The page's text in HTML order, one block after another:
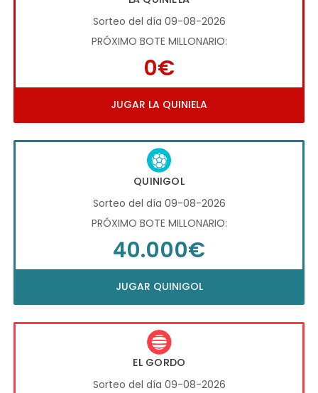
Sorteo del día 09-08-2026
PRÓXIMO BOTE MILLONARIO:
0€
JUGAR LA QUINIELA
QUINIGOL
Sorteo del día 09-08-2026
PRÓXIMO BOTE MILLONARIO:
40.000€
JUGAR QUINIGOL
EL GORDO
Sorteo del día 09-08-2026